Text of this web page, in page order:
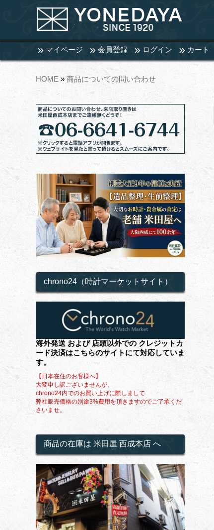
マイページ 会員登録 ログイン カート
HOME » 商品についての問い合わせ
chrono24（時計マーケットサイト）
海外発送 および 店頭以外での クレジットカ
ード決済はこちらのサイトにて対応していま
す。
【日本在住のお客様へ】
大変申し訳ございませんが、
chrono24内でのお買い上げに際しまして
弊社販売価格の別途3%費用を頂きますのでご了承くだ
さいませ。
商品の在庫は 米田屋 西成本店 へ